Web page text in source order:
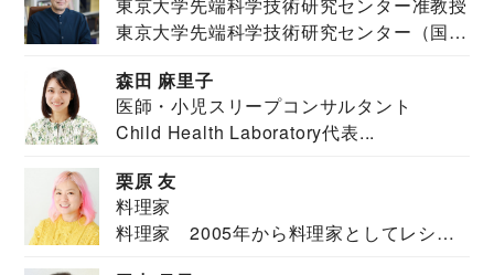
東京大学先端科学技術研究センター准教授
東京大学先端科学技術研究センター（国際
森田 麻里子
医師・小児スリープコンサルタント
Child Health Laboratory代表...
栗原 友
料理家
料理家 2005年から料理家としてレシピ